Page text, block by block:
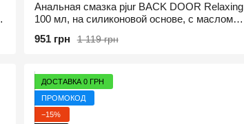
Анальная смазка pjur BACK DOOR Relaxing
100 мл, на силиконовой основе, с маслом
1 119 грн
951 грн
ДОСТАВКА 0 ГРН
ПРОМОКОД
−15%